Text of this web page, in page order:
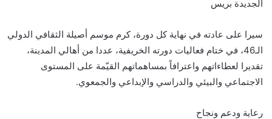
ي
ا
الجديدة بريس
سيرا على عادته في نهاية كل دورة، كرم موسم أصيلة الثقافي الدولي
الـ46، في ختام فعاليات دورته الخريفية، عددا من أهالي المدينة،
تقديرا لعطاءاتهم واعترافاً بمساهماتهم القيّمة على المستوى
الاجتماعي والبيئي والدراسي والإبداعي والجمعوي.
رعاية ودعم ونجاح